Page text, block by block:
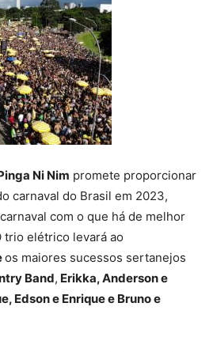
Ni Nim promete proporcionar
carnaval do Brasil em 2023,
com o que há de melhor
trio elétrico levará ao
os maiores sucessos sertanejos
Band, Erikka, Anderson e
Edson e Enrique e Bruno e